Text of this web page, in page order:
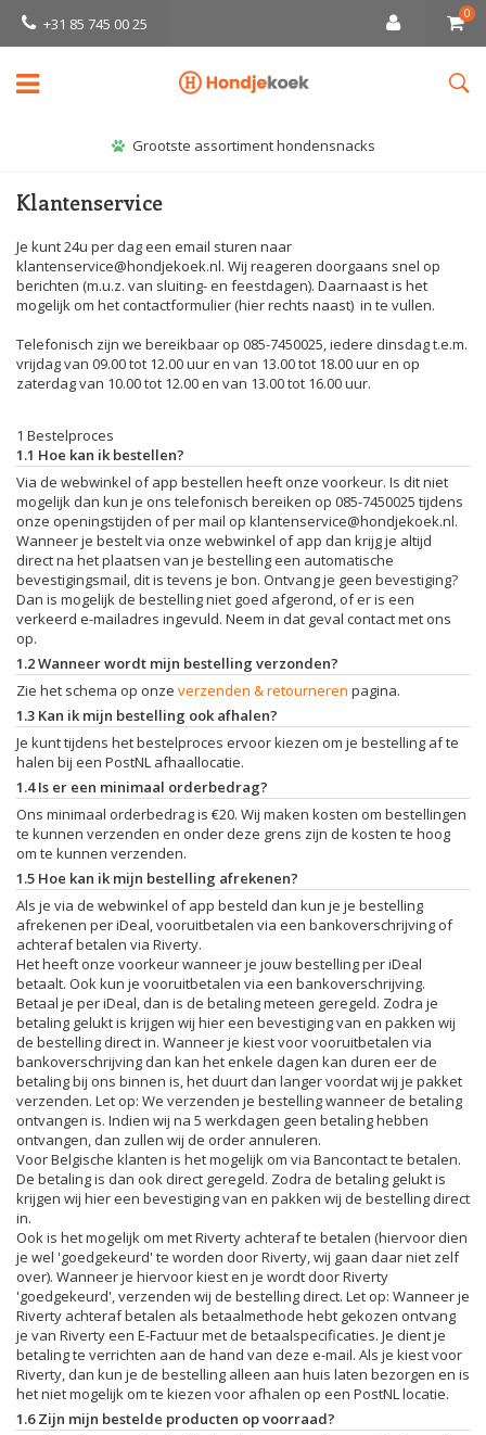
+31 85 745 00 25
0
Grootste assortiment hondensnacks
Klantenservice
Je kunt 24u per dag een email sturen naar
klantenservice@hondjekoek.nl. Wij reageren doorgaans snel op
berichten (m.u.z. van sluiting- en feestdagen). Daarnaast is het
mogelijk om het contactformulier (hier rechts naast) in te vullen.
Telefonisch zijn we bereikbaar op 085-7450025, iedere dinsdag t.e.m.
vrijdag van 09.00 tot 12.00 uur en van 13.00 tot 18.00 uur en op
zaterdag van 10.00 tot 12.00 en van 13.00 tot 16.00 uur.
1 Bestelproces
1.1 Hoe kan ik bestellen?
Via de webwinkel of app bestellen heeft onze voorkeur. Is dit niet
mogelijk dan kun je ons telefonisch bereiken op 085-7450025 tijdens
onze openingstijden of per mail op klantenservice@hondjekoek.nl.
Wanneer je bestelt via onze webwinkel of app dan krijg je altijd
direct na het plaatsen van je bestelling een automatische
bevestigingsmail, dit is tevens je bon. Ontvang je geen bevestiging?
Dan is mogelijk de bestelling niet goed afgerond, of er is een
verkeerd e-mailadres ingevuld. Neem in dat geval contact met ons
op.
1.2 Wanneer wordt mijn bestelling verzonden?
Zie het schema op onze verzenden & retourneren pagina.
1.3 Kan ik mijn bestelling ook afhalen?
Je kunt tijdens het bestelproces ervoor kiezen om je bestelling af te
halen bij een PostNL afhaallocatie.
1.4 Is er een minimaal orderbedrag?
Ons minimaal orderbedrag is €20. Wij maken kosten om bestellingen
te kunnen verzenden en onder deze grens zijn de kosten te hoog
om te kunnen verzenden.
1.5 Hoe kan ik mijn bestelling afrekenen?
Als je via de webwinkel of app besteld dan kun je je bestelling
afrekenen per iDeal, vooruitbetalen via een bankoverschrijving of
achteraf betalen via Riverty.
Het heeft onze voorkeur wanneer je jouw bestelling per iDeal
betaalt. Ook kun je vooruitbetalen via een bankoverschrijving.
Betaal je per iDeal, dan is de betaling meteen geregeld. Zodra je
betaling gelukt is krijgen wij hier een bevestiging van en pakken wij
de bestelling direct in. Wanneer je kiest voor vooruitbetalen via
bankoverschrijving dan kan het enkele dagen kan duren eer de
betaling bij ons binnen is, het duurt dan langer voordat wij je pakket
verzenden. Let op: We verzenden je bestelling wanneer de betaling
ontvangen is. Indien wij na 5 werkdagen geen betaling hebben
ontvangen, dan zullen wij de order annuleren.
Voor Belgische klanten is het mogelijk om via Bancontact te betalen.
De betaling is dan ook direct geregeld. Zodra de betaling gelukt is
krijgen wij hier een bevestiging van en pakken wij de bestelling direct
in.
Ook is het mogelijk om met Riverty achteraf te betalen (hiervoor dien
je wel 'goedgekeurd' te worden door Riverty, wij gaan daar niet zelf
over). Wanneer je hiervoor kiest en je wordt door Riverty
'goedgekeurd', verzenden wij de bestelling direct. Let op: Wanneer je
Riverty achteraf betalen als betaalmethode hebt gekozen ontvang
je van Riverty een E-Factuur met de betaalspecificaties. Je dient je
betaling te verrichten aan de hand van deze e-mail. Als je kiest voor
Riverty, dan kun je de bestelling alleen aan huis laten bezorgen en is
het niet mogelijk om te kiezen voor afhalen op een PostNL locatie.
1.6 Zijn mijn bestelde producten op voorraad?